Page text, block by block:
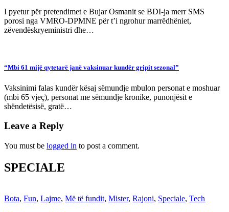
I pyetur për pretendimet e Bujar Osmanit se BDI-ja merr SMS
porosi nga VMRO-DPMNE për t’i ngrohur marrëdhëniet,
zëvendëskryeministri dhe…
“Mbi 61 mijë qytetarë janë vaksinuar kundër gripit sezonal”
Vaksinimi falas kundër kësaj sëmundje mbulon personat e moshuar
(mbi 65 vjeç), personat me sëmundje kronike, punonjësit e
shëndetësisë, gratë…
Leave a Reply
You must be logged in to post a comment.
SPECIALE
Bota, Fun, Lajme, Më të fundit, Mister, Rajoni, Speciale, Tech